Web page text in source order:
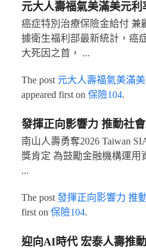
元大人壽福氣美滿美元
癌症特別治療保險金給付 兼
據衛生福利部最新統計，癌
大死因之首， ...
The post 元大人壽福氣美滿
appeared first on 保險104.
發揮正向影響力 推動社
南山人壽勇奪2026 Taiwan
獎肯定 為鼓勵金融機構運用
...
The post 發揮正向影響力 推
first on 保險104.
迎向AI時代 宏泰人壽推